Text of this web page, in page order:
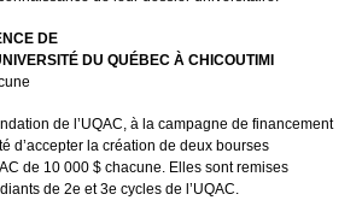
DE
DU QUÉBEC À CHICOUTIMI
de l’UQAC, à la campagne de financement
d’accepter la création de deux bourses
de 10 000 $ chacune. Elles sont remises
de 2e et 3e cycles de l’UQAC.